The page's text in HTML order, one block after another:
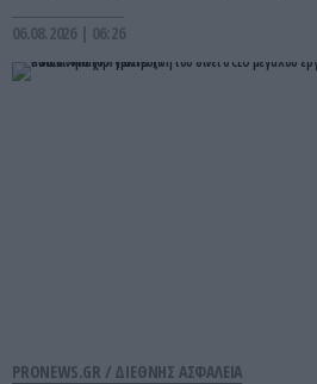
06.08.2026 | 06:26
PRONEWS.GR / ΔΙΕΘΝΗΣ ΑΣΦΑΛΕΙΑ